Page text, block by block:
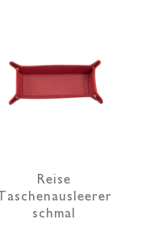
Reise
Taschenausleerer
schmal